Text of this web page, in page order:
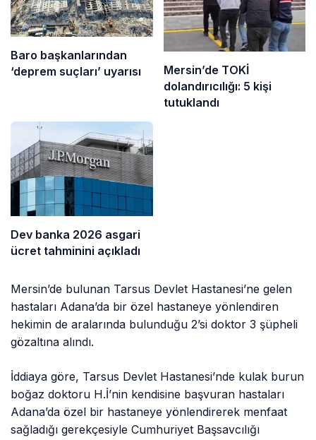
Baro başkanlarından
‘deprem suçları’ uyarısı
Mersin’de TOKİ
dolandırıcılığı: 5 kişi
tutuklandı
Dev banka 2026 asgari
ücret tahminini açıkladı
Mersin’de bulunan Tarsus Devlet Hastanesi’ne gelen
hastaları Adana’da bir özel hastaneye yönlendiren
hekimin de aralarında bulunduğu 2’si doktor 3 şüpheli
gözaltına alındı.
İddiaya göre, Tarsus Devlet Hastanesi’nde kulak burun
boğaz doktoru H.İ’nin kendisine başvuran hastaları
Adana’da özel bir hastaneye yönlendirerek menfaat
sağladığı gerekçesiyle Cumhuriyet Başsavcılığı